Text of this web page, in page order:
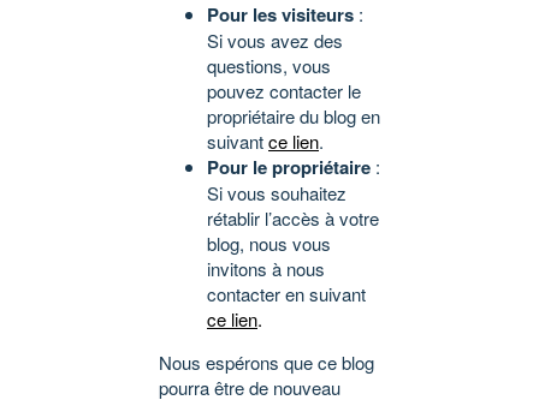
Pour les visiteurs :
Si vous avez des
questions, vous
pouvez contacter le
propriétaire du blog en
suivantce lien.
Pour le propriétaire :
Si vous souhaitez
rétablir l’accès à votre
blog, nous vous
invitons à nous
contacter en suivant
ce lien.
Nous espérons que ce blog
pourra être de nouveau